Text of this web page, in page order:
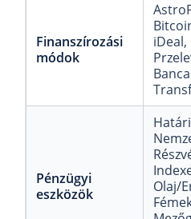
Finanszírozási
módok
iDeal
Pénzügyi
eszközök
Olaj/